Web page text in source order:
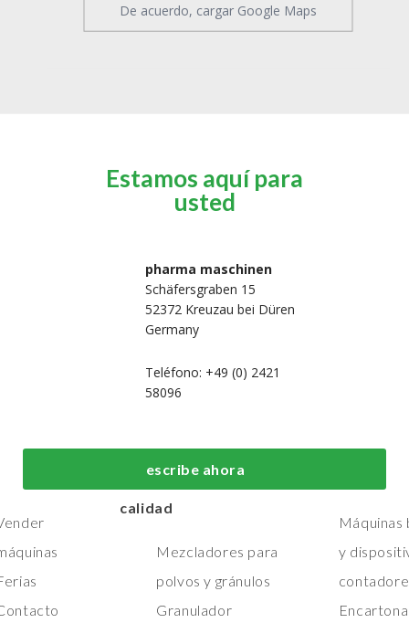
Estamos aquí para
usted
pharma maschinen
Schäfersgraben 15
52372 Kreuzau bei Düren
Germany
Teléfono: +49 (0) 2421
58096
escribe ahora
De acuerdo, cargar Google Maps
fabricación y
procesos de primera
calidad
Mezcladores para
polvos y gránulos
Granulador
embalaje de
y